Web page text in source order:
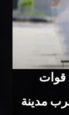
قوات
مدينة